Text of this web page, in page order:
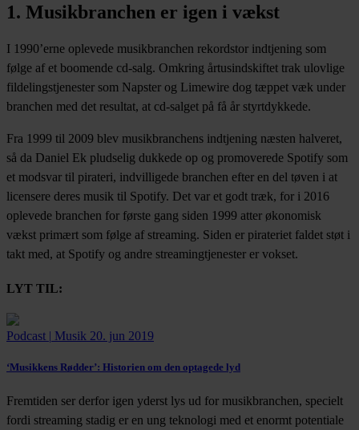
1. Musikbranchen er igen i vækst
I 1990’erne oplevede musikbranchen rekordstor indtjening som
følge af et boomende cd-salg. Omkring årtusindskiftet trak ulovlige
fildelingstjenester som Napster og Limewire dog tæppet væk under
branchen med det resultat, at cd-salget på få år styrtdykkede.
Fra 1999 til 2009 blev musikbranchens indtjening næsten halveret,
så da Daniel Ek pludselig dukkede op og promoverede Spotify som
et modsvar til pirateri, indvilligede branchen efter en del tøven i at
licensere deres musik til Spotify. Det var et godt træk, for i 2016
oplevede branchen for første gang siden 1999 atter økonomisk
vækst primært som følge af streaming. Siden er pirateriet faldet støt i
takt med, at Spotify og andre streamingtjenester er vokset.
LYT TIL:
Podcast | Musik 20. jun 2019
‘Musikkens Rødder’: Historien om den optagede lyd
Fremtiden ser derfor igen yderst lys ud for musikbranchen, specielt
fordi streaming stadig er en ung teknologi med et enormt potentiale